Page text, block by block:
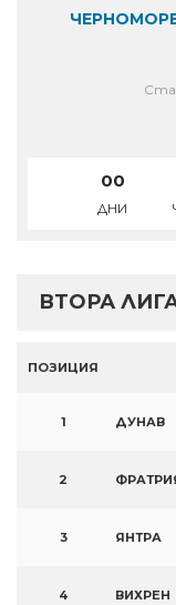
00
ДНИ
ВТОРА
ПОЗИЦИЯ
1 ДУНАВ
2
3 ЯНТРА
4 ВИХРЕН